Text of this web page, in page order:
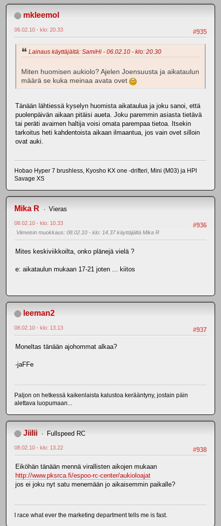
mkleemol
#935
06.02.10 - klo: 20.33
Lainaus käyttäjältä: SamiHi - 06.02.10 - klo: 20.30
Miten huomisen aukiolo? Ajelen Joensuusta ja aikataulun
määrä se kuka meinaa avata ovet
Tänään lähtiessä kyselyn huomista aikataulua ja joku sanoi, että
puolenpäivän aikaan pitäisi aueta. Joku paremmin asiasta tietävä
tai peräti avaimen haltija voisi omata parempaa tietoa. Itsekin
tarkoitus heti kahdentoista aikaan ilmaantua, jos vain ovet silloin
ovat auki.
Hobao Hyper 7 brushless, Kyosho KX one -drifteri, Mini (M03) ja HPI
Savage XS
Mika R Vieras
#936
08.02.10 - klo: 10.33
Viimeisin muokkaus: 08.02.10 - klo: 14.37 käyttäjältä Mika R
Mites keskiviikkoilta, onko plänejä vielä ?
e: aikataulun mukaan 17-21 joten ... kiitos
leeman2
#937
08.02.10 - klo: 13.13
Moneltas tänään ajohommat alkaa?
-jaFFe
Paljon on hetkessä kaikenlaista kalustoa kerääntyny, jostain päin
alettava luopumaan...
JiiIii Fullspeed RC
#938
08.02.10 - klo: 13.22
Eiköhän tänään mennä virallisten aikojen mukaan
http://www.pksrca.fi/espoo-rc-center/aukioloajat
jos ei joku nyt satu menemään jo aikaisemmin paikalle?
I race what ever the marketing department tells me is fast.